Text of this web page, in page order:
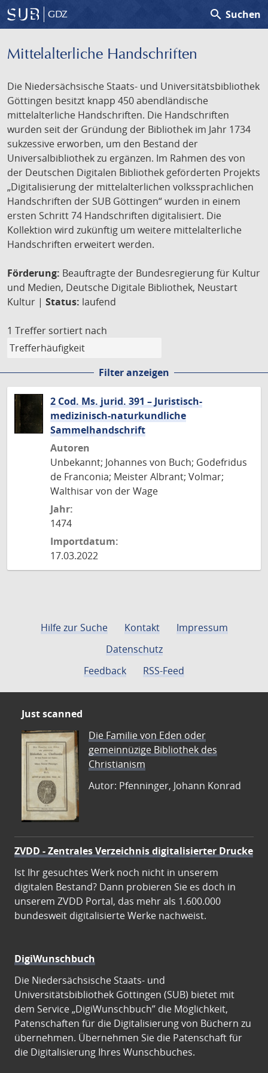
GDZ search Suchen
Mittelalterliche Handschriften
Die Niedersächsische Staats- und Universitätsbibliothek
Göttingen besitzt knapp 450 abendländische
mittelalterliche Handschriften. Die Handschriften
wurden seit der Gründung der Bibliothek im Jahr 1734
sukzessive erworben, um den Bestand der
Universalbibliothek zu ergänzen. Im Rahmen des von
der Deutschen Digitalen Bibliothek geförderten Projekts
„Digitalisierung der mittelalterlichen volkssprachlichen
Handschriften der SUB Göttingen“ wurden in einem
ersten Schritt 74 Handschriften digitalisiert. Die
Kollektion wird zukünftig um weitere mittelalterliche
Handschriften erweitert werden.
Förderung: Beauftragte der Bundesregierung für Kultur
und Medien, Deutsche Digitale Bibliothek, Neustart
Kultur | Status: laufend
1 Treffer sortiert nach
Filter anzeigen
2 Cod. Ms. jurid. 391 – Juristisch-
medizinisch-naturkundliche
Sammelhandschrift
Autoren
Unbekannt; Johannes von Buch; Godefridus
de Franconia; Meister Albrant; Volmar;
Walthisar von der Wage
Jahr:
1474
Importdatum:
17.03.2022
Hilfe zur Suche Kontakt
Impressum
Datenschutz
Feedback
RSS-Feed
Just scanned
Die Familie von Eden oder
gemeinnüzige Bibliothek des
Christianism
Autor: Pfenninger, Johann Konrad
ZVDD - Zentrales Verzeichnis digitalisierter Drucke
Ist Ihr gesuchtes Werk noch nicht in unserem
digitalen Bestand? Dann probieren Sie es doch in
unserem ZVDD Portal, das mehr als 1.600.000
bundesweit digitalisierte Werke nachweist.
DigiWunschbuch
Die Niedersächsische Staats- und
Universitätsbibliothek Göttingen (SUB) bietet mit
dem Service „DigiWunschbuch” die Möglichkeit,
Patenschaften für die Digitalisierung von Büchern zu
übernehmen. Übernehmen Sie die Patenschaft für
die Digitalisierung Ihres Wunschbuches.